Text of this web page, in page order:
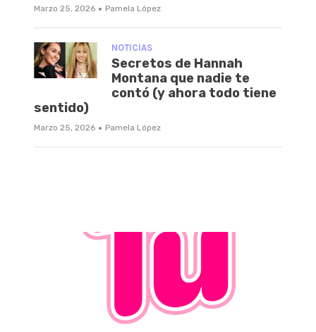
Marzo 25, 2026 · Pamela López
NOTICIAS
Secretos de Hannah
Montana que nadie te
contó (y ahora todo tiene
sentido)
Marzo 25, 2026 · Pamela López